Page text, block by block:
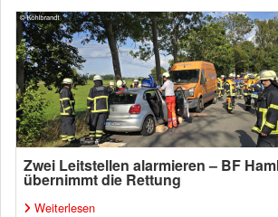
Zwei Leitstellen alarmieren – BF
übernimmt die Rettung
Weiterlesen